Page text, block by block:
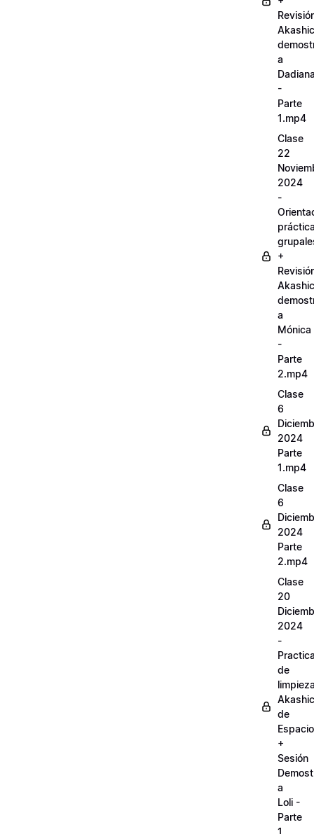
a
-
Parte
1.mp4
Clase
22
2024
-
+
a
Mónica
-
Parte
2.mp4
Clase
6
2024
Parte
1.mp4
Clase
6
2024
Parte
2.mp4
Clase
20
2024
-
de
de
+
Sesión
a
Loli -
Parte
1